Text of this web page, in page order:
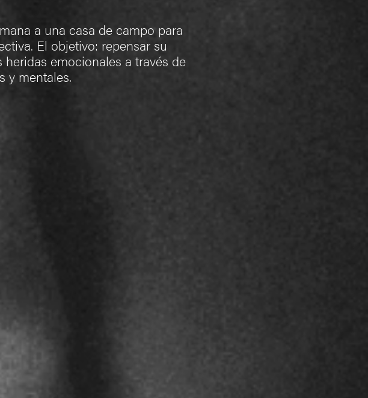
a una casa de campo para
El objetivo: repensar su
emocionales a través de
y mentales.